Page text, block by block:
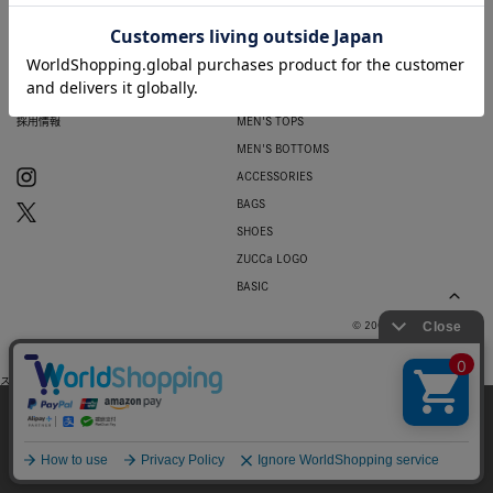
プライバシーポリシー
A-net Membership
ショップリスト
採用情報
SALE
WOMEN'S TOPS
MEN'S TOPS
MEN'S BOTTOMS
ACCESSORIES
BAGS
SHOES
ZUCCa LOGO
BASIC
© 2007-2026 A-net Inc.
スマートフォン | PC
当サイトではお客様のウェブサイト体験を
より向上させる為にCookieを使用しており
認ください。